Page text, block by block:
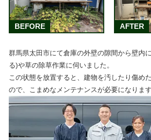
BEFORE AFTER
群馬県太田市にて倉庫の外壁の隙間から壁内
る)や草の除草作業に伺いました。
この状態を放置すると、建物を汚したり傷め
ので、こまめなメンテナンスが必要になります